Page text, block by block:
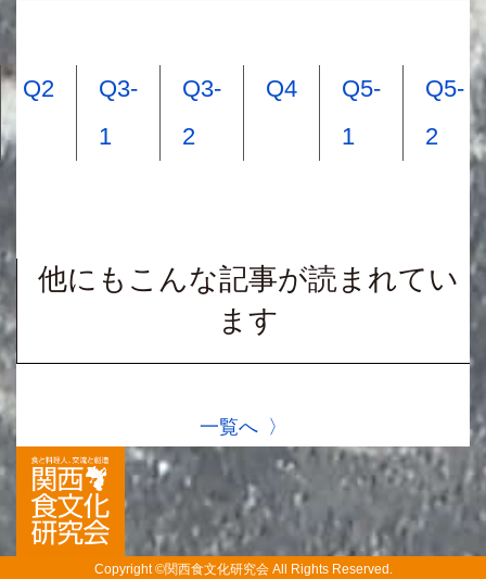
Q2
Q3-
1
Q3-
2
Q4
Q5-
1
Q5-
2
他にもこんな記事が読まれてい
ます
一覧へ
Copyright ©関西食文化研究会 All Rights Reserved.